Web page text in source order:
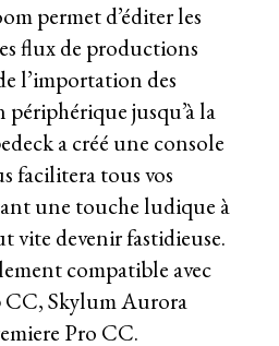
permet d’éditer les
flux de productions
l’importation des
jusqu’à la
a créé une console
facilitera tous vos
une touche ludique à
vite devenir fastidieuse.
compatible avec
Skylum Aurora
Pro CC.